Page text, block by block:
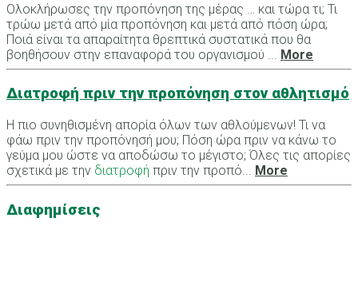
Ολοκλήρωσες την προπόνηση της μέρας … και τώρα τι; Τι
τρώω μετά από μία προπόνηση και μετά από πόση ώρα;
Ποιά είναι τα απαραίτητα θρεπτικά συστατικά που θα
βοηθήσουν στην επαναφορά του οργανισμού ... More
Διατροφή πριν την προπόνηση στον αθλητισμό
Η πιο συνηθισμένη απορία όλων των αθλούμενων! Τι να
φάω πριν την προπόνησή μου; Πόση ώρα πριν να κάνω το
γεύμα μου ώστε να αποδώσω το μέγιστο; Όλες τις απορίες
σχετικά με την διατροφή πριν την προπό... More
Διαφημίσεις